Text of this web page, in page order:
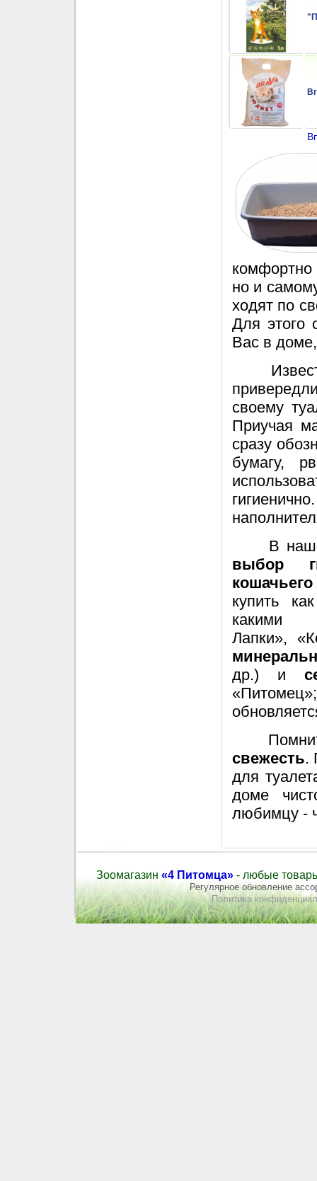
но и
ходят по
Для этого
Вас в доме,
своему
Приучая
сразу
бумагу,
В
выбор
купить
какими
Лапки», «
др.) и
свежесть.
для
доме
любимцу -
Зоомагазин «4 Питомца» - любые
Регулярное обновление
Политика